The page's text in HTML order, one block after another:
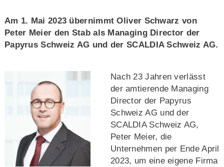
Am 1. Mai 2023 übernimmt Oliver Schwarz von
Peter Meier den Stab als Managing Director der
Papyrus Schweiz AG und der SCALDIA Schweiz AG.
Nach 23 Jahren verlässt
der amtierende Managing
Director der Papyrus
Schweiz AG und der
SCALDIA Schweiz AG,
Peter Meier, die
Unternehmen per Ende April
2023, um eine eigene Firma